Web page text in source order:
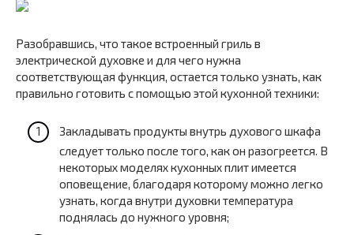
Разобравшись, что такое встроенный гриль в
электрической духовке и для чего нужна
соответствующая функция, остается только узнать, как
правильно готовить с помощью этой кухонной техники:
Закладывать продукты внутрь духового шкафа
следует только после того, как он разогреется. В
некоторых моделях кухонных плит имеется
оповещение, благодаря которому можно легко
узнать, когда внутри духовки температура
поднялась до нужного уровня;